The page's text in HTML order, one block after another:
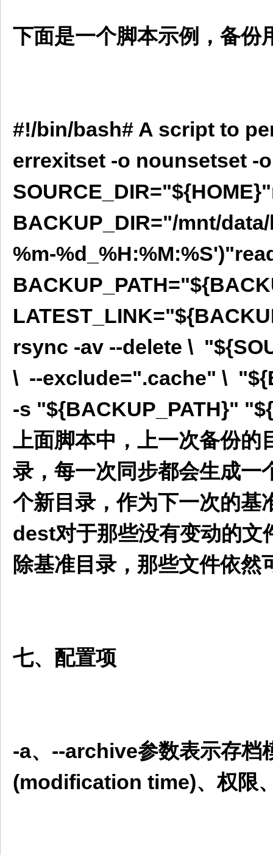
下面是一个脚本示例，备份
#!/bin/bash# A script to
errexitset -o nounsetset -
BACKUP_DIR="/mnt/
%m-
rsync -av --delete \
\ --exclude=".cache" \
-s "${BACKUP_PATH}"
上面脚本中，上一次备份
录，每一次同步都会生成
个新目录，作为下一次的
dest对于那些没有变动的文
除基准目录，那些文件依然
七、配置项
-a、--archive参数表示存档
(modification time)、权限